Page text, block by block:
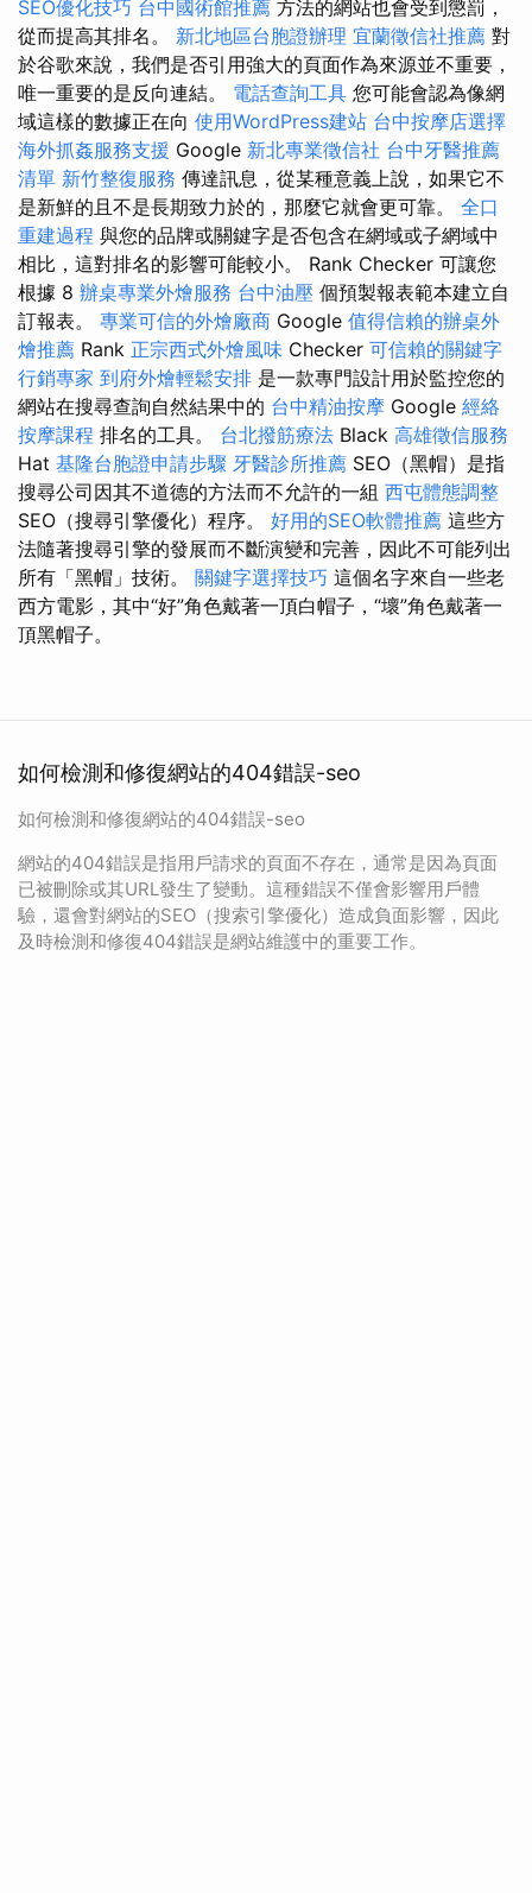
SEO優化技巧 台中國術館推薦 方法的網站也會受到懲罰，
從而提高其排名。 新北地區台胞證辦理 宜蘭徵信社推薦 對
於谷歌來說，我們是否引用強大的頁面作為來源並不重要，
唯一重要的是反向連結。 電話查詢工具 您可能會認為像網
域這樣的數據正在向 使用WordPress建站 台中按摩店選擇
海外抓姦服務支援 Google 新北專業徵信社 台中牙醫推薦
清單 新竹整復服務 傳達訊息，從某種意義上說，如果它不
是新鮮的且不是長期致力於的，那麼它就會更可靠。 全口
重建過程 與您的品牌或關鍵字是否包含在網域或子網域中
相比，這對排名的影響可能較小。 Rank Checker 可讓您
根據 8 辦桌專業外燴服務 台中油壓 個預製報表範本建立自
訂報表。 專業可信的外燴廠商 Google 值得信賴的辦桌外
燴推薦 Rank 正宗西式外燴風味 Checker 可信賴的關鍵字
行銷專家 到府外燴輕鬆安排 是一款專門設計用於監控您的
網站在搜尋查詢自然結果中的 台中精油按摩 Google 經絡
按摩課程 排名的工具。 台北撥筋療法 Black 高雄徵信服務
Hat 基隆台胞證申請步驟 牙醫診所推薦 SEO（黑帽）是指
搜尋公司因其不道德的方法而不允許的一組 西屯體態調整
SEO（搜尋引擎優化）程序。 好用的SEO軟體推薦 這些方
法隨著搜尋引擎的發展而不斷演變和完善，因此不可能列出
所有「黑帽」技術。 關鍵字選擇技巧 這個名字來自一些老
西方電影，其中“好”角色戴著一頂白帽子，“壞”角色戴著一
頂黑帽子。
如何檢測和修復網站的404錯誤-seo
如何檢測和修復網站的404錯誤-seo
網站的404錯誤是指用戶請求的頁面不存在，通常是因為頁面
已被刪除或其URL發生了變動。這種錯誤不僅會影響用戶體
驗，還會對網站的SEO（搜索引擎優化）造成負面影響，因此
及時檢測和修復404錯誤是網站維護中的重要工作。